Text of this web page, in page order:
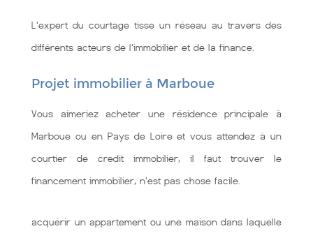
L'expert du courtage tisse un réseau au travers des
différents acteurs de l'immobilier et de la finance.
Projet immobilier à Marboue
Vous aimeriez acheter une résidence principale à
Marboue ou en Pays de Loire et vous attendez à un
courtier de credit immobilier, il faut trouver le
financement immobilier, n'est pas chose facile.
acquérir un appartement ou une maison dans laquelle